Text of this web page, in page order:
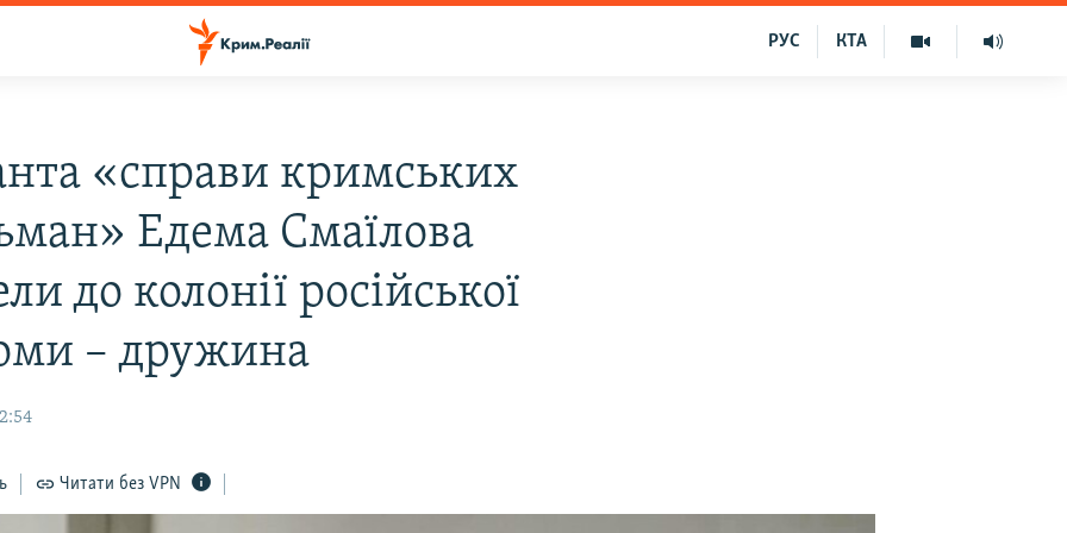
КТА
РУС
«справи кримських
Едема Смаїлова
до колонії російської
– дружина
Читати без VPN